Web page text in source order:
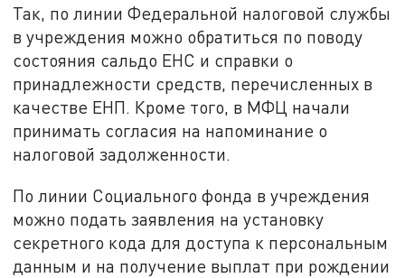
Так, по линии Федеральной налоговой службы
в учреждения можно обратиться по поводу
состояния сальдо ЕНС и справки о
принадлежности средств, перечисленных в
качестве ЕНП. Кроме того, в МФЦ начали
принимать согласия на напоминание о
налоговой задолженности.
По линии Социального фонда в учреждения
можно подать заявления на установку
секретного кода для доступа к персональным
данным и на получение выплат при рождении